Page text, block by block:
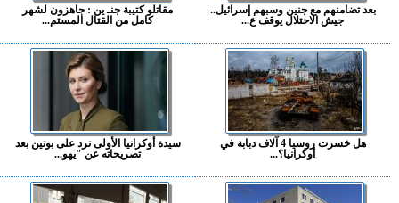
بعد تضامنهم مع جنين وسبهم إسرائيل..
جيش الاحتلال يوقف ع...
مقاتلو كتيبة جنـ ين : جاهزون لشهر
كامل من القتال المستم...
هل خسرت روسيا 4 آلاف دبابة في
أوكرانيا؟...
سيدة أوكرانيا الأولى ترد على بوتين بعد
تصريحاته عن "يهو...